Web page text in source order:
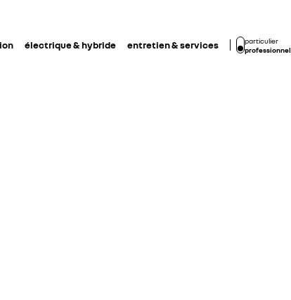
électrique & hybride entretien & services
particulier
professionnel